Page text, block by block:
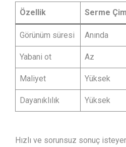
Özellik Serme Çim
Görünüm süresi Anında
Yabani ot Az
Maliyet Yüksek
Dayanıklılık Yüksek
Hızlı ve sorunsuz sonuç